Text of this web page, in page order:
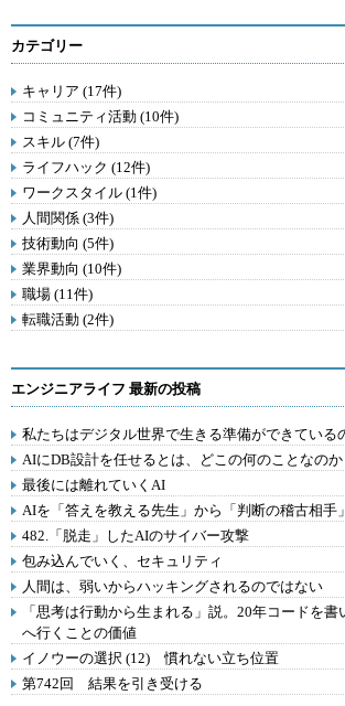
カテゴリー
キャリア (17件)
コミュニティ活動 (10件)
スキル (7件)
ライフハック (12件)
ワークスタイル (1件)
人間関係 (3件)
技術動向 (5件)
業界動向 (10件)
職場 (11件)
転職活動 (2件)
エンジニアライフ 最新の投稿
私たちはデジタル世界で生きる準備ができている
AIにDB設計を任せるとは、どこの何のことなのか
最後には離れていくAI
AIを「答えを教える先生」から「判断の稽古相手
482.「脱走」したAIのサイバー攻撃
包み込んでいく、セキュリティ
人間は、弱いからハッキングされるのではない
「思考は行動から生まれる」説。20年コードを
へ行くことの価値
イノウーの選択 (12) 慣れない立ち位置
第742回 結果を引き受ける